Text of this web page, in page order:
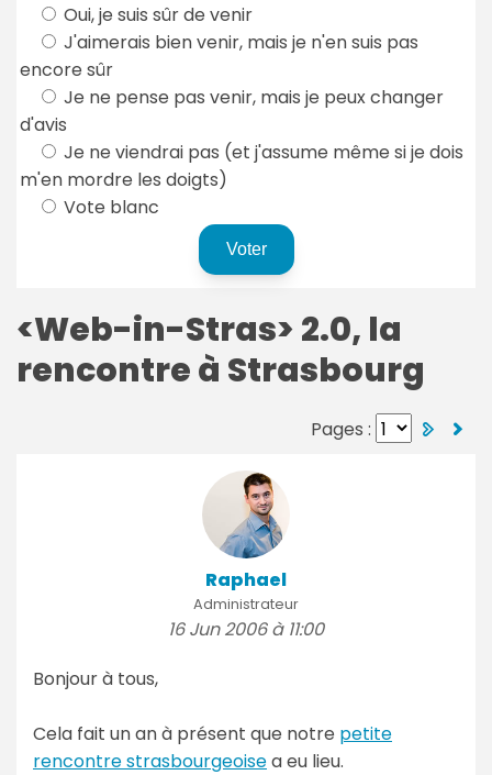
Oui, je suis sûr de venir
J'aimerais bien venir, mais je n'en suis pas
encore sûr
Je ne pense pas venir, mais je peux changer
d'avis
Je ne viendrai pas (et j'assume même si je dois
m'en mordre les doigts)
Vote blanc
<Web-in-Stras> 2.0, la
rencontre à Strasbourg
Pages :
Raphael
Administrateur
16 Jun 2006 à 11:00
Bonjour à tous,
Cela fait un an à présent que notre petite
rencontre strasbourgeoisea eu lieu.